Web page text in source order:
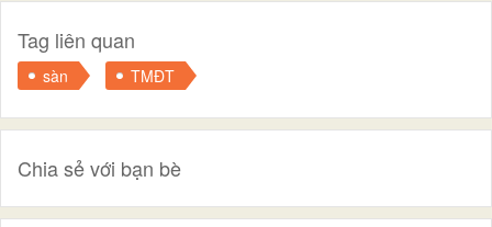
Tag liên quan
sàn TMĐT
Chia sẻ với bạn bè